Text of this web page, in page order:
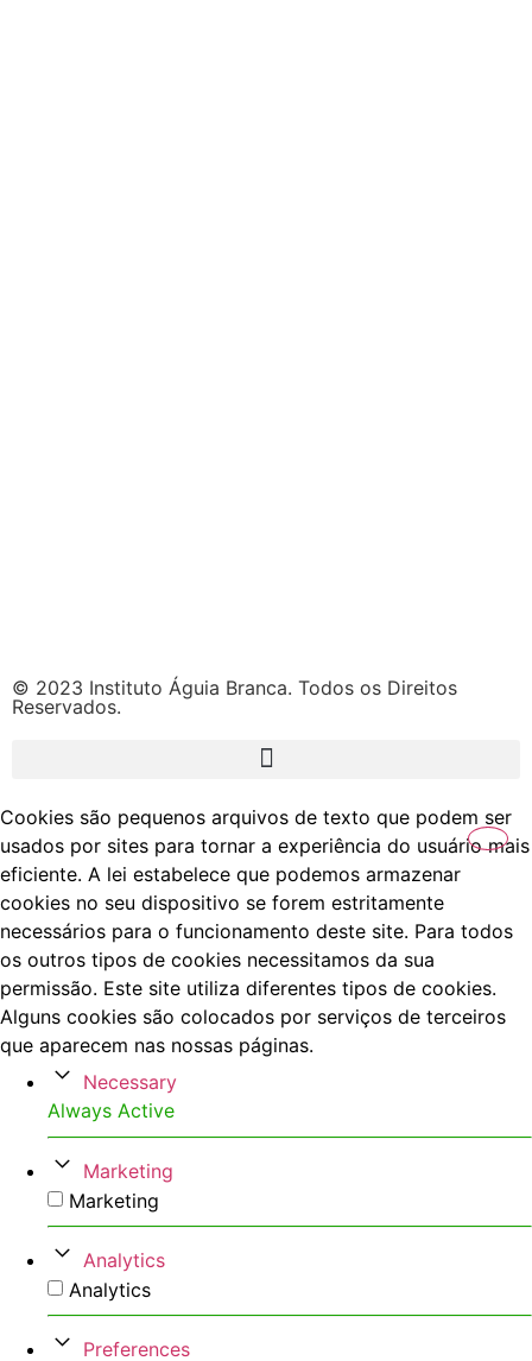
© 2023 Instituto Águia Branca. Todos os Direitos
Reservados.
Cookies são pequenos arquivos de texto que podem ser
usados por sites para tornar a experiência do usuário mais
eficiente. A lei estabelece que podemos armazenar
cookies no seu dispositivo se forem estritamente
necessários para o funcionamento deste site. Para todos
os outros tipos de cookies necessitamos da sua
permissão. Este site utiliza diferentes tipos de cookies.
Alguns cookies são colocados por serviços de terceiros
que aparecem nas nossas páginas.
Necessary
Always Active
Marketing
Marketing
Analytics
Analytics
Preferences